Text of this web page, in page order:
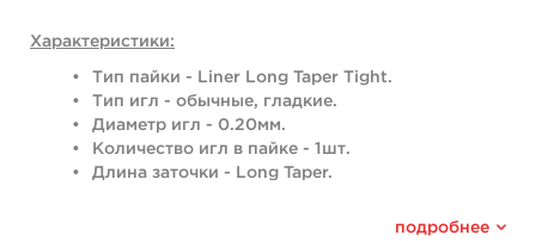
Характеристики:
Тип пайки - Liner Long Taper Tight.
Тип игл - обычные, гладкие.
Диаметр игл - 0.20мм.
Количество игл в пайке - 1шт.
Длина заточки - Long Taper.
сферы на кончике иглы создана для уменьшения
подробнее